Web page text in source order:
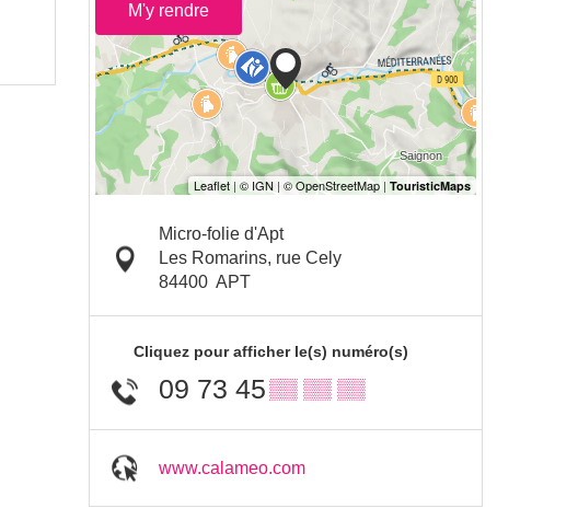
M'y rendre
Micro-folie d'Apt
Les Romarins, rue Cely
84400 APT
Cliquez pour afficher le(s) numéro(s)
09 73 45 ▒▒ ▒▒ ▒▒
www.calameo.com